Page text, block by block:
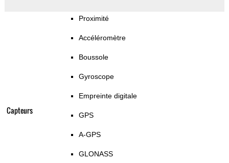
Capteurs
Proximité
Accéléromètre
Boussole
Gyroscope
Empreinte digitale
GPS
A-GPS
GLONASS